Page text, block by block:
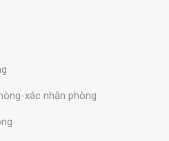
xác nhận phòng